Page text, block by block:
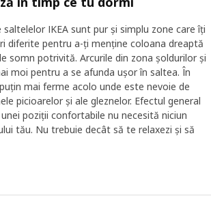
IKEA sunt pur și simplu zone care îți
diferite pentru a-ți menține coloana dreaptă
somn potrivită. Arcurile din zona șoldurilor și
moi pentru a se afunda ușor în saltea. În
mai ferme acolo unde este nevoie de
picioarelor și ale gleznelor. Efectul general
poziții confortabile nu necesită niciun
tău. Nu trebuie decât să te relaxezi și să